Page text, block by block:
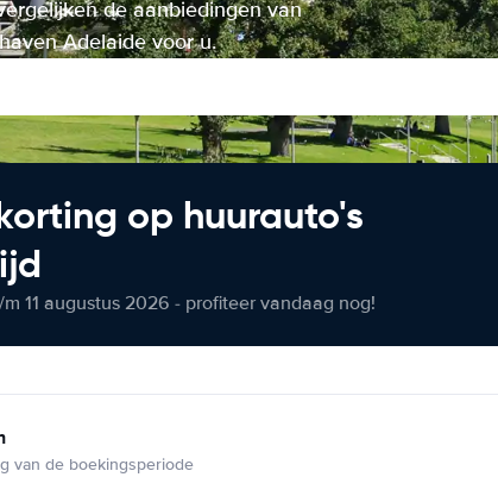
de aanbiedingen van
Adelaide voor u.
op huurauto's
11 augustus 2026 - profiteer vandaag nog!
van de boekingsperiode